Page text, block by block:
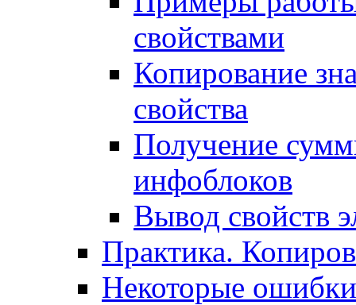
свойствами
Копирование
свойства
Получение
инфоблоков
Вывод свойств
Практика.
Некоторые